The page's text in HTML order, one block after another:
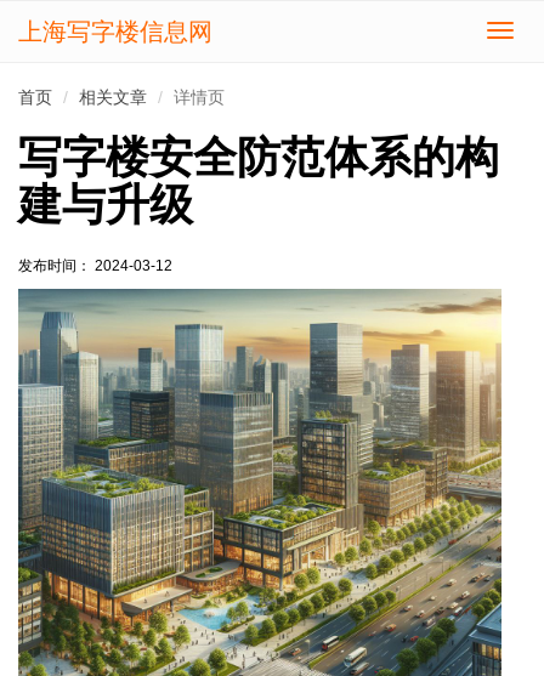
切
上海写字楼信息网
首页 相关文章 详情页
写字楼安全防范体系的构
建与升级
发布时间： 2024-03-12